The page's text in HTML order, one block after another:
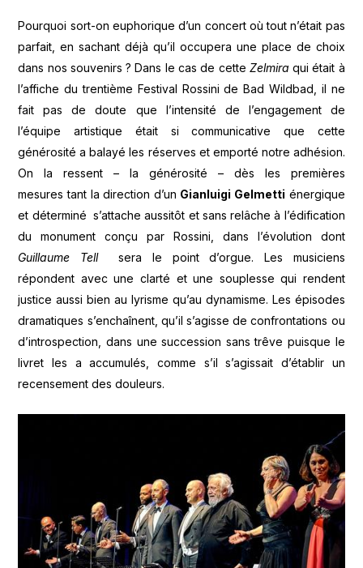
Pourquoi sort-on euphorique d’un concert où tout n’était pas
parfait, en sachant déjà qu’il occupera une place de choix
dans nos souvenirs ? Dans le cas de cette Zelmiraqui était à
l’affiche du trentième Festival Rossini de Bad Wildbad, il ne
fait pas de doute que l’intensité de l’engagement de
l’équipe artistique était si communicative que cette
générosité a balayé les réserves et emporté notre adhésion.
On la ressent – la générosité – dès les premières
mesures tant la direction d’un Gianluigi Gelmetti énergique
et déterminé s’attache aussitôt et sans relâche à l’édification
du monument conçu par Rossini, dans l’évolution dont
Guillaume Tell
sera le point d’orgue. Les musiciens
répondent avec une clarté et une souplesse qui rendent
justice aussi bien au lyrisme qu’au dynamisme. Les épisodes
dramatiques s’enchaînent, qu’il s’agisse de confrontations ou
d’introspection, dans une succession sans trêve puisque le
livret les a accumulés, comme s’il s’agissait d’établir un
recensement des douleurs.